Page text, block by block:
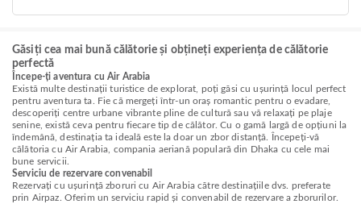
Găsiți cea mai bună călătorie și obțineți experiența de călătorie
perfectă
Începe-ți aventura cu Air Arabia
Există multe destinații turistice de explorat, poți găsi cu ușurință locul perfect
pentru aventura ta. Fie că mergeți într-un oraș romantic pentru o evadare,
descoperiți centre urbane vibrante pline de cultură sau vă relaxați pe plaje
senine, există ceva pentru fiecare tip de călător. Cu o gamă largă de opțiuni la
îndemână, destinația ta ideală este la doar un zbor distanță. Începeți-vă
călătoria cu Air Arabia, compania aeriană populară din Dhaka cu cele mai
bune servicii.
Serviciu de rezervare convenabil
Rezervați cu ușurință zboruri cu Air Arabia către destinațiile dvs. preferate
prin Airpaz. Oferim un serviciu rapid și convenabil de rezervare a zborurilor.